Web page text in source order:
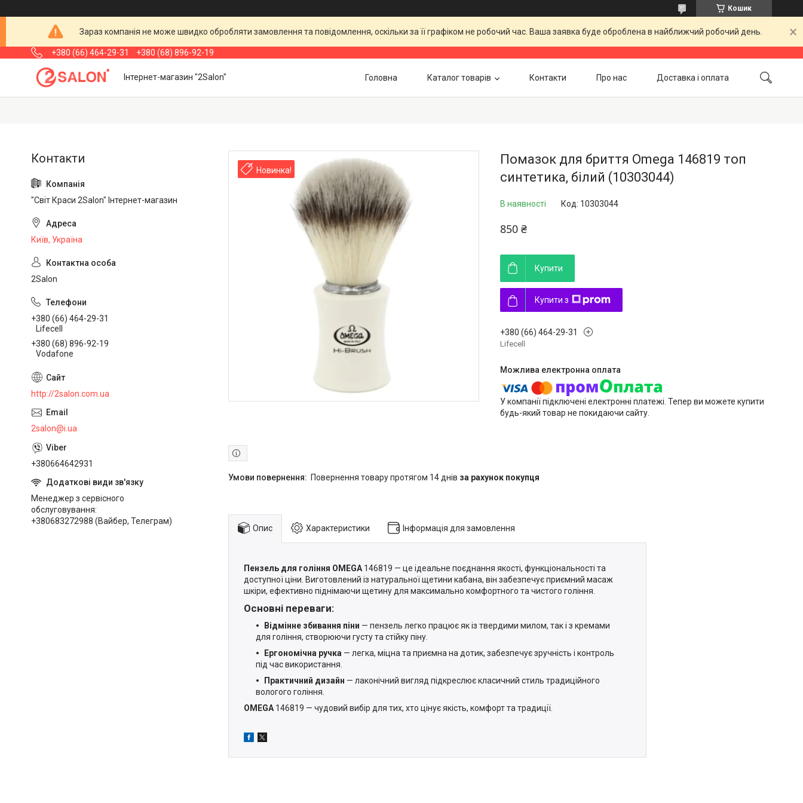
Кошик
Зараз компанія не може швидко обробляти замовлення та повідомлення, оскільки за її графіком не робочий час. Ваша заявка буде оброблена в найближчий робочий день.
+380 (66) 464-29-31 +380 (68) 896-92-19
Інтернет-магазин "2Salon" Головна Каталог товарів Контакти Про нас Доставка і оплата
Новинка!
Помазок для бриття Omega 146819 топ
синтетика, білий (10303044)
В наявності Код: 10303044
850 ₴
Купити
Купити з
+380 (66) 464-29-31
Lifecell
У компанії підключені електронні платежі. Тепер ви можете купити
будь-який товар не покидаючи сайту.
повернення товару протягом 14 днів за рахунок покупця
Опис Характеристики Інформація для замовлення
Пензель для гоління OMEGA146819 — це ідеальне поєднання якості, функціональності та
доступної ціни. Виготовлений із натуральної щетини кабана, він забезпечує приємний масаж
шкіри, ефективно піднімаючи щетину для максимально комфортного та чистого гоління.
Основні переваги:
Відмінне збивання піни — пензель легко працює як із твердими милом, так і з кремами
для гоління, створюючи густу та стійку піну.
Ергономічна ручка — легка, міцна та приємна на дотик, забезпечує зручність і контроль
під час використання.
Практичний дизайн — лаконічний вигляд підкреслює класичний стиль традиційного
вологого гоління.
OMEGA146819 — чудовий вибір для тих, хто цінує якість, комфорт та традиції.
"Світ Краси 2Salon" Інтернет-магазин
Київ, Україна
2Salon
+380 (66) 464-29-31
Lifecell
+380 (68) 896-92-19
Vodafone
http://2salon.com.ua
2salon@i.ua
+380664642931
Менеджер з сервісного
обслуговування
+380683272988 (Вайбер, Телеграм)